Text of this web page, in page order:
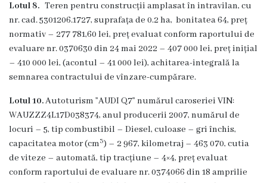
Dezvoltare
Păstrarea
bunurilor
Proiecte
în
curs
de
Lotul 8. Teren pentru construcții amplasat în intravilan, cu
nr. cad. 5301206.1727, suprafața de 0.2 ha, bonitatea 64, preț
normativ – 277 781,60 lei, preț evaluat conform raportului de
evaluare nr. 0370630 din 24 mai 2022 – 407 000 lei, preț inițial
– 410 000 lei, (acontul – 41 000 lei), achitarea-integrală la
semnarea contractului de vînzare-cumpărare.
Lotul 10.Autoturism ”AUDI Q7” numărul caroseriei VIN:
WAUZZZ4L17D038374, anul producerii 2007, numărul de
locuri – 5, tip combustibil – Diesel, culoase – gri închis,
capacitatea motor (cm3) – 2 967, kilometraj – 463 070, cutia
de viteze – automată, tip tracțiune – 4×4, preț evaluat
conform raportului de evaluare nr. 0374066 din 18 amprilie